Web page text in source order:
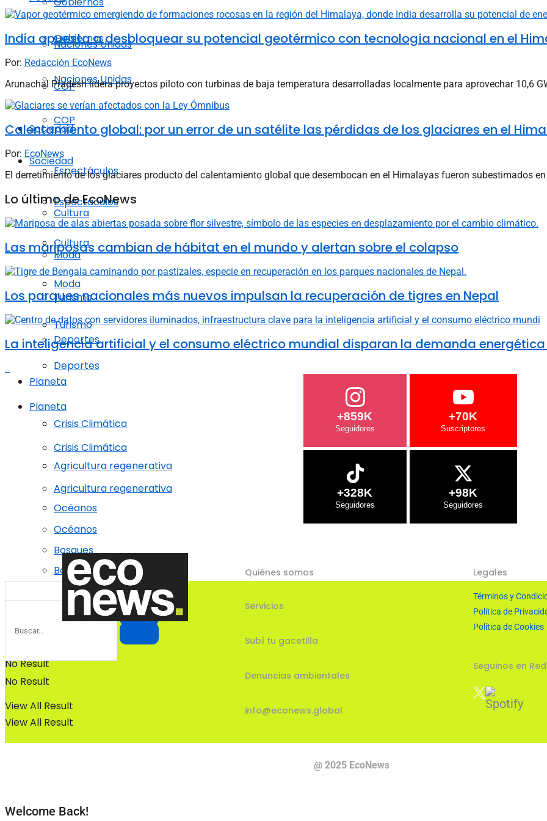
Naciones Unidas
COP
Sociedad
Espectáculos
Cultura
Moda
Turismo
Deportes
Planeta
Crisis Climática
Agricultura regenerativa
Océanos
Bosques
No Result
View All Result
Gobiernos
Naciones Unidas
COP
Sociedad
Espectáculos
Cultura
Moda
Turismo
Deportes
Planeta
Crisis Climática
Agricultura regenerativa
Océanos
Bosques
No Result
View All Result
India apuesta a desbloquear su potencial geotérmico con tecnología nacional en el
Por: Redacción EcoNews
Arunachal Pradesh lidera proyectos piloto con turbinas de baja temperatura desarrolladas localmente para aprovechar 10,6
Calentamiento global: por un error de un satélite las pérdidas de los glaciares en el
Por: EcoNews
El derretimiento de los glaciares producto del calentamiento global que desembocan en el Himalayas fueron subestimados en
Lo último de EcoNews
Las mariposas cambian de hábitat en el mundo y alertan sobre el colapso
Los parques nacionales más nuevos impulsan la recuperación de tigres en Nepal
La inteligencia artificial y el consumo eléctrico mundial disparan la demanda
+859K +70K
+328K +98K
Quiénes somos
Servicios
Subí tu gacetilla
Denuncias ambientales
info@econews.global
Legales
Términos y
Política de
Política de Cookies
Seguinos en
@ 2025 EcoNews
Welcome Back!